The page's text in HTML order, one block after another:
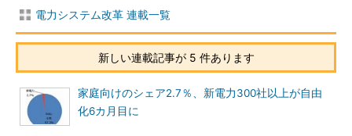
電力システム改革 連載一覧
新しい連載記事が 5 件あります
家庭向けのシェア2.7％、新電力300社以上が自由
化6カ月目に